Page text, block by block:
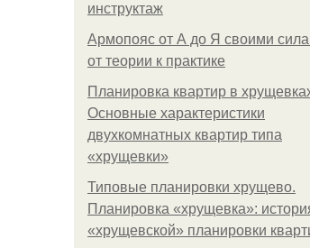
инструктаж
Армопояс от А до Я своими
от теории к практике
Планировка квартир в
Основные характеристики
двухкомнатных квартир типа
«хрущевки»
Типовые планировки хрущево.
Планировка «хрущевка»:
«хрущевской» планировки